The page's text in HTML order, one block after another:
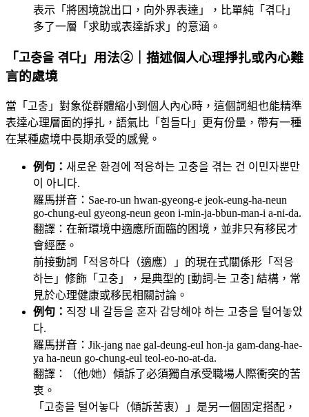
表示「將困境說出口，向外界表達」，比單純「겪다」
多了一層「求助或表達訴求」的意涵。
「고충을 겪다」用法②｜描述個人心理掙扎或內心難
言的處境
當「고충」對象從群體縮小到個人內心時，這個詞組也能精準
表達心理層面的掙扎，語氣比「힘들다」更有份量，帶有一種
在某種處境中長期承受的感覺。
例句： 새로운 환경에 적응하는 고충을 겪는 건 이민자뿐만
이 아니다.
羅馬拼音：Sae-ro-un hwan-gyeong-e jeok-eung-ha-neun
go-chung-eul gyeong-neun geon i-min-ja-bbun-man-i a-ni-da.
翻譯：在新環境中適應所面臨的困境，並非只有移民才
會經歷。
前接動詞「적응하다（適應）」的現在式關係形「적응
하는」修飾「고충」，是典型的 [動詞-는 고충] 結構，常
見於心理健康或移民相關討論。
例句： 직장 내 갈등을 혼자 감당해야 하는 고충을 털어놓았
다.
羅馬拼音：Jik-jang nae gal-deung-eul hon-ja gam-dang-hae-
ya ha-neun go-chung-eul teol-eo-no-at-da.
翻譯：（他/她）傾訴了必須獨自承受職場人際衝突的苦
衷。
「고충을 털어놓다（傾訴苦衷）」是另一個固定搭配，